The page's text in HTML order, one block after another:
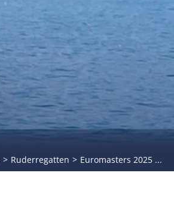
Ruderregatten Euromasters 2025 ...